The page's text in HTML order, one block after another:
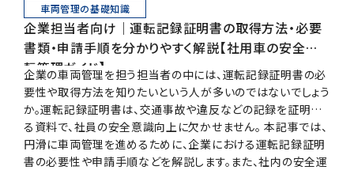
車両管理の基礎知識
企業担当者向け｜運転記録証明書の取得方法・必要
書類・申請手順を分かりやすく解説【社用車の安全運
転管理ガイド】
企業の車両管理を担う担当者の中には、運転記録証明書の必
要性や取得方法を知りたいという人が多いのではないでしょう
か。運転記録証明書は、交通事故や違反などの記録を証明す
る資料で、社員の安全意識向上に欠かせません。 本記事では、
円滑に車両管理を進めるために、企業における運転記録証明
書の必要性や申請手順などを解説します。また、社内の安全運